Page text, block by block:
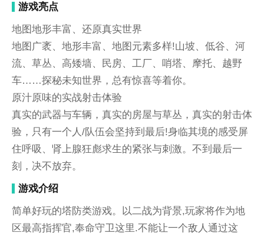
游戏亮点
地图地形丰富、还原真实世界
地图广袤、地形丰富、地图元素多样!山坡、低谷、河
流、草丛、高矮墙、民房、工厂、哨塔、摩托、越野
车……探秘未知世界，总有惊喜等着你。
原汁原味的实战射击体验
真实的武器与车辆，真实的房屋与草丛，真实的射击体
验，只有一个人/队伍会坚持到最后!身临其境的感受屏
住呼吸、肾上腺狂彪求生的紧张与刺激。不到最后一
刻，决不放弃。
游戏介绍
简单好玩的塔防类游戏。以二战为背景,玩家将作为地
区最高指挥官,奉命守卫这里.不能让一个敌人通过这